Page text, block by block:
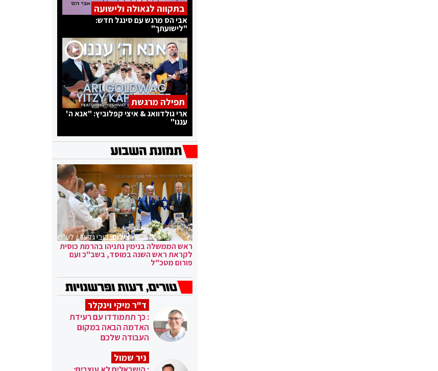
בתקווה לגאולה ולישועה
אבי הס מרגש עם סינגל חדש:
"לישועתך"
תפילה מרגשת
ארי גולדוואג & איצי קפלוביץ: "אנא ה'
עננו"
צילום:קובי גדעון / לע"מ
ראש הממשלה בנימין נתניהו בהרמת כוסית
לקראת ראש השנה במוסד, בשב"כ ועם
פורום מטכ"ל
ד"ר מיקי וינקלר
: כך תתמודדו עם רעידת
האדמה הבאה במקום
העבודה שלכם
ניר שמול